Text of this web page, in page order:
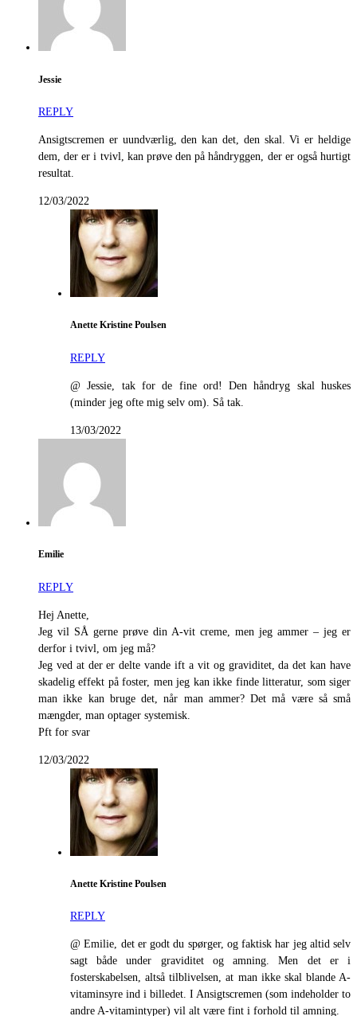
Jessie
REPLY
Ansigtscremen er uundværlig, den kan det, den skal. Vi er heldige
dem, der er i tvivl, kan prøve den på håndryggen, der er også hurtigt
resultat.
12/03/2022
Anette Kristine Poulsen
REPLY
@ Jessie, tak for de fine ord! Den håndryg skal huskes
(minder jeg ofte mig selv om). Så tak.
13/03/2022
Emilie
REPLY
Hej Anette,
Jeg vil SÅ gerne prøve din A-vit creme, men jeg ammer – jeg er
derfor i tvivl, om jeg må?
Jeg ved at der er delte vande ift a vit og graviditet, da det kan have
skadelig effekt på foster, men jeg kan ikke finde litteratur, som siger
man ikke kan bruge det, når man ammer? Det må være så små
mængder, man optager systemisk.
Pft for svar
12/03/2022
Anette Kristine Poulsen
REPLY
@ Emilie, det er godt du spørger, og faktisk har jeg altid selv
sagt både under graviditet og amning. Men det er i
fosterskabelsen, altså tilblivelsen, at man ikke skal blande A-
vitaminsyre ind i billedet. I Ansigtscremen (som indeholder to
andre A-vitamintyper) vil alt være fint i forhold til amning.